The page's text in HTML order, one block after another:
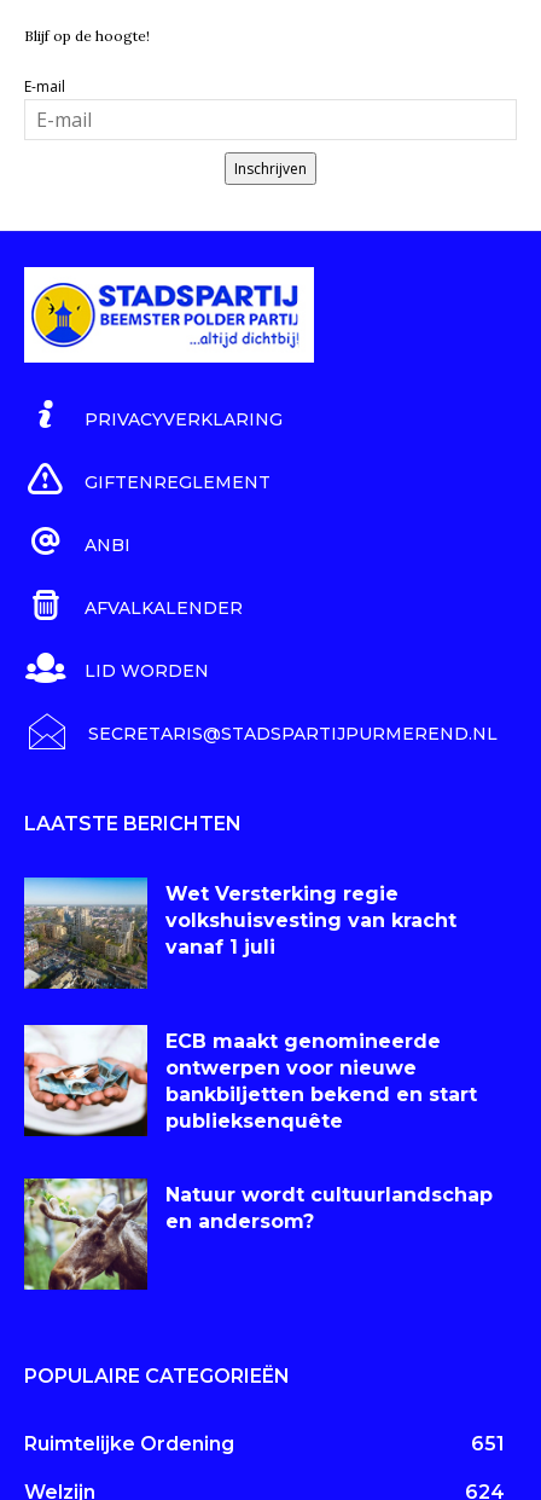
Blijf op de hoogte!
E-mail
Inschrijven
PRIVACYVERKLARING
GIFTENREGLEMENT
ANBI
AFVALKALENDER
LID WORDEN
SECRETARIS@STADSPARTIJPURMEREND.NL
LAATSTE BERICHTEN
Wet Versterking regie
volkshuisvesting van kracht
vanaf 1 juli
ECB maakt genomineerde
ontwerpen voor nieuwe
bankbiljetten bekend en start
publieksenquête
Natuur wordt cultuurlandschap
en andersom?
POPULAIRE CATEGORIEËN
Ruimtelijke Ordening 651
Welzijn 624